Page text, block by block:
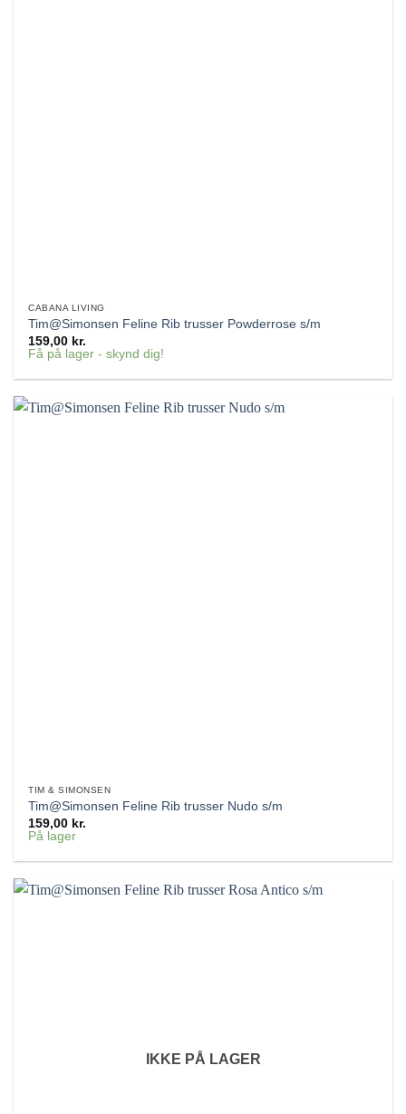
CABANA LIVING
Tim@Simonsen Feline Rib trusser Powderrose s/m
159,00 kr.
Få på lager - skynd dig!
TIM & SIMONSEN
Tim@Simonsen Feline Rib trusser Nudo s/m
159,00 kr.
På lager
IKKE PÅ LAGER